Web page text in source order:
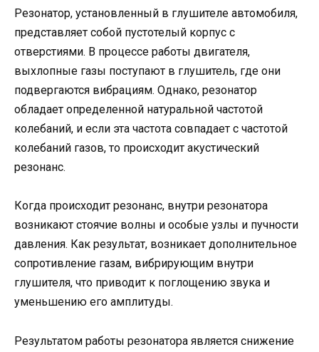
Резонатор, установленный в глушителе автомобиля,
представляет собой пустотелый корпус с
отверстиями. В процессе работы двигателя,
выхлопные газы поступают в глушитель, где они
подвергаются вибрациям. Однако, резонатор
обладает определенной натуральной частотой
колебаний, и если эта частота совпадает с частотой
колебаний газов, то происходит акустический
резонанс.
Когда происходит резонанс, внутри резонатора
возникают стоячие волны и особые узлы и пучности
давления. Как результат, возникает дополнительное
сопротивление газам, вибрирующим внутри
глушителя, что приводит к поглощению звука и
уменьшению его амплитуды.
Результатом работы резонатора является снижение